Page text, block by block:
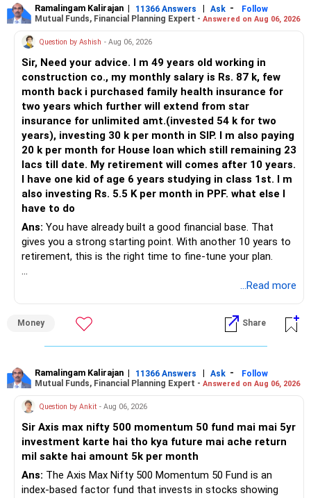
Ramalingam Kalirajan | 11366 Answers | Ask -
Follow
Mutual Funds, Financial Planning Expert - Answered on Aug 06, 2026
Question by Ashish - Aug 06, 2026
Sir, Need your advice. I m 49 years old working in
construction co., my monthly salary is Rs. 87 k, few
month back i purchased family health insurance for
two years which further will extend from star
insurance for unlimited amt.(invested 54 k for two
years), investing 30 k per month in SIP. I m also paying
20 k per month for House loan which still remaining 23
lacs till date. My retirement will comes after 10 years.
I have one kid of age 6 years studying in class 1st. I m
also investing Rs. 5.5 K per month in PPF. what else I
have to do
Ans: You have already built a good financial base. That
gives you a strong starting point. With another 10 years to
retirement, this is the right time to fine-tune your plan.
– Health insurance for your family is a very good decision.
– Regular SIP of Rs.30,000 shows investing discipline.
– PPF investment of Rs.5,500 per month adds stability.
retirement.
– You have started planning well before retirement.
» Areas That Need More Attention
– Your retirement is only 10 years away.
– Your child is just 6 years old.
– Higher education expenses will come after your
retirement.
...Read more
Money Share
Ramalingam Kalirajan | 11366 Answers | Ask -
Follow
Mutual Funds, Financial Planning Expert - Answered on Aug 06, 2026
Question by Ankit - Aug 06, 2026
Sir Axis max nifty 500 momentum 50 fund mai mai 5yr
investment karte hai tho kya future mai ache return
mil sakte hai amount 5k per month
Ans: The Axis Max Nifty 500 Momentum 50 Fund is an
index-based factor fund that invests in stocks showing